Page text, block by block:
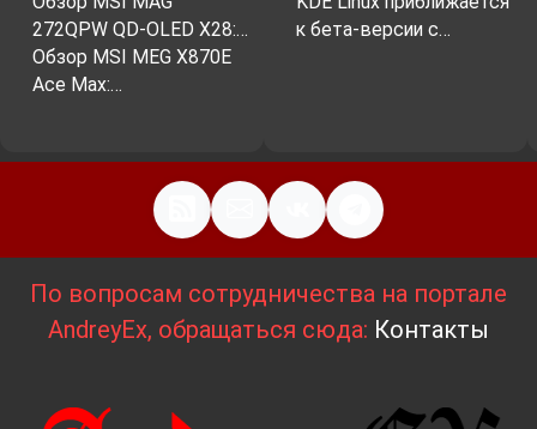
272QPW QD-OLED X28:…
Обзор MSI MEG X870E
Ace Max:…
к бета-версии с…
По вопросам сотрудничества на портале
AndreyEx, обращаться сюда: Контакты